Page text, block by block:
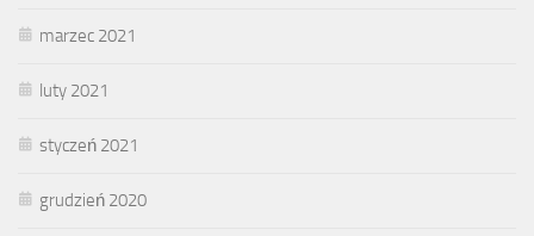
marzec 2021
luty 2021
styczeń 2021
grudzień 2020